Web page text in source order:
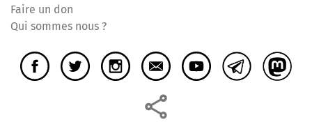
Faire un don
Qui sommes nous ?